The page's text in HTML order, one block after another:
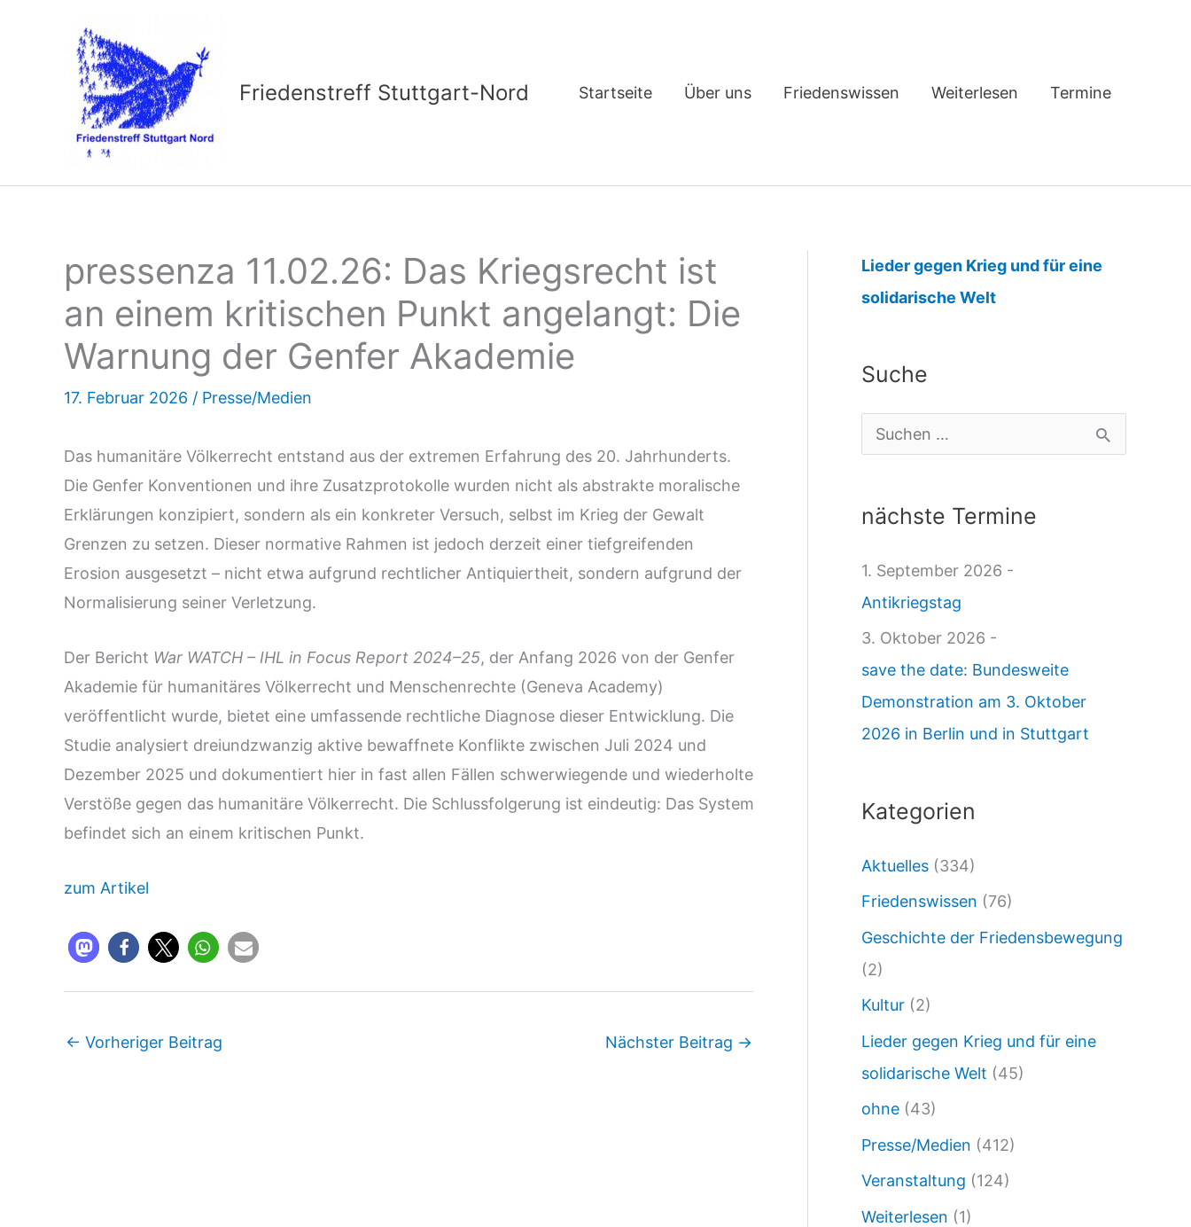
Friedenstreff Stuttgart-Nord Startseite Über uns Friedenswissen Weiterlesen Termine
pressenza 11.02.26: Das Kriegsrecht ist
an einem kritischen Punkt angelangt: Die
Warnung der Genfer Akademie
17. Februar 2026 / Presse/Medien
Das humanitäre Völkerrecht entstand aus der extremen Erfahrung des 20. Jahrhunderts.
Die Genfer Konventionen und ihre Zusatzprotokolle wurden nicht als abstrakte moralische
Erklärungen konzipiert, sondern als ein konkreter Versuch, selbst im Krieg der Gewalt
Grenzen zu setzen. Dieser normative Rahmen ist jedoch derzeit einer tiefgreifenden
Erosion ausgesetzt – nicht etwa aufgrund rechtlicher Antiquiertheit, sondern aufgrund der
Normalisierung seiner Verletzung.
Der Bericht War WATCH – IHL in Focus Report 2024–25, der Anfang 2026 von der Genfer
Akademie für humanitäres Völkerrecht und Menschenrechte (Geneva Academy)
veröffentlicht wurde, bietet eine umfassende rechtliche Diagnose dieser Entwicklung. Die
Studie analysiert dreiundzwanzig aktive bewaffnete Konflikte zwischen Juli 2024 und
Dezember 2025 und dokumentiert hier in fast allen Fällen schwerwiegende und wiederholte
Verstöße gegen das humanitäre Völkerrecht. Die Schlussfolgerung ist eindeutig: Das System
befindet sich an einem kritischen Punkt.
zum Artikel
← Vorheriger Beitrag Nächster Beitrag →
Lieder gegen Krieg und für eine
solidarische Welt:
s
n
.
0
2
D
a
i
r
Suche
u
hnächste Termine
1. September 2026 -
Antikriegstag
3. Oktober 2026 -
save the date: Bundesweite
Demonstration am 3. Oktober
2026 in Berlin und in Stuttgart
Kategorien
Aktuelles (334)
Friedenswissen (76)
Geschichte der Friedensbewegung
(2)
Kultur (2)
Lieder gegen Krieg und für eine
solidarische Welt (45)
ohne (43)
Presse/Medien (412)
Veranstaltung (124)
Weiterlesen (1)